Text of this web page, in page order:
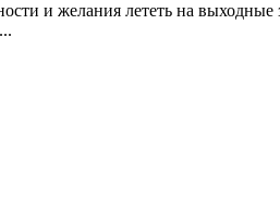
и желания лететь на